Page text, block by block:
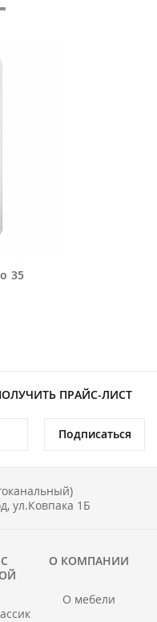
35
ПРАЙС-ЛИСТ
Подписаться
ул.Ковпака 1Б
О КОМПАНИИ
О мебели